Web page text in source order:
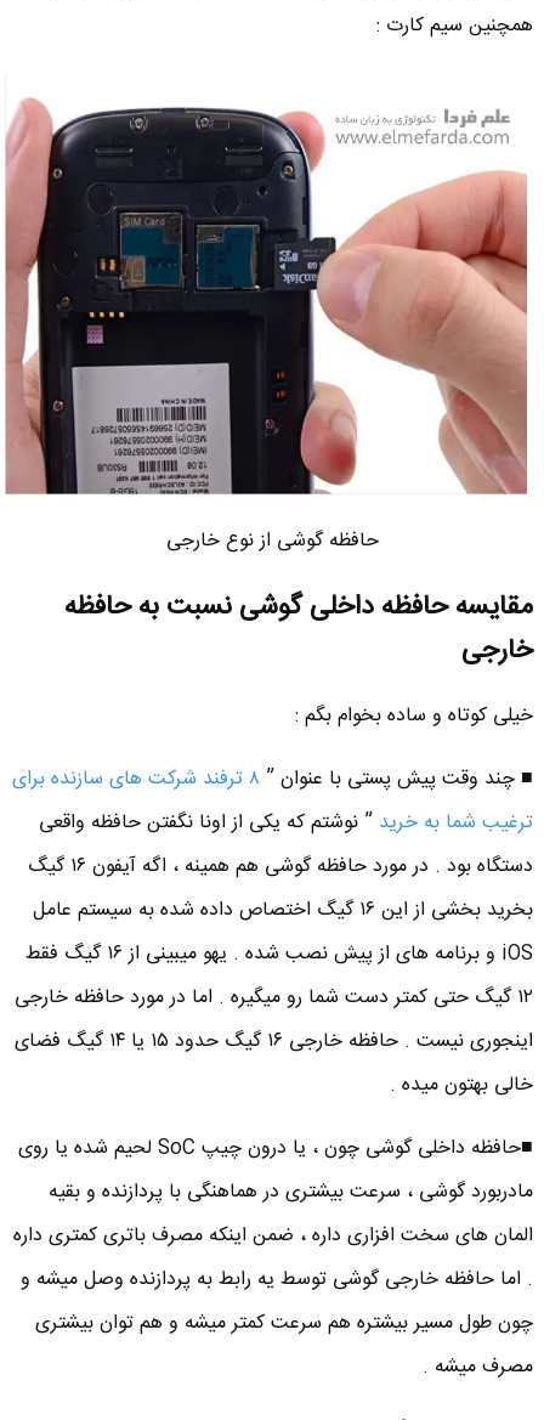
همچنین سیم کارت :
حافظه گوشی از نوع خارجی
مقایسه حافظه داخلی گوشی نسبت به حافظه
خارجی
خیلی کوتاه و ساده بخوام بگم :
■ چند وقت پیش پستی با عنوان ” ۸ ترفند شرکت های سازنده برای
ترغیب شما به خرید ” نوشتم که یکی از اونا نگفتن حافظه واقعی
دستگاه بود . در مورد حافظه گوشی هم همینه ، اگه آیفون ۱۶ گیگ
بخرید بخشی از این ۱۶ گیگ اختصاص داده شده به سیستم عامل
iOS و برنامه های از پیش نصب شده . یهو میبینی از ۱۶ گیگ فقط
۱۲ گیگ حتی کمتر دست شما رو میگیره . اما در مورد حافظه خارجی
اینجوری نیست . حافظه خارجی ۱۶ گیگ حدود ۱۵ یا ۱۴ گیگ فضای
خالی بهتون میده .
■حافظه داخلی گوشی چون ، یا درون چیپ SoC لحیم شده یا روی
مادربورد گوشی ، سرعت بیشتری در هماهنگی با پردازنده و بقیه
المان های سخت افزاری داره ، ضمن اینکه مصرف باتری کمتری داره
. اما حافظه خارجی گوشی توسط یه رابط به پردازنده وصل میشه و
چون طول مسیر بیشتره هم سرعت کمتر میشه و هم توان بیشتری
مصرف میشه .